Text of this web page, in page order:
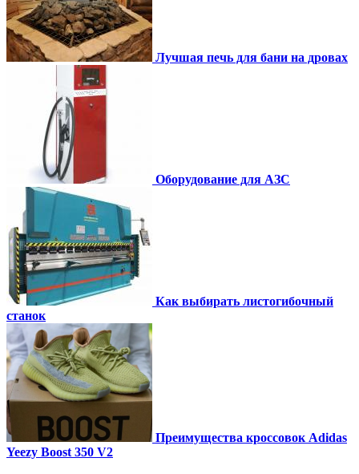
Лучшая печь для бани на дровах
Оборудование для АЗС
Как выбирать листогибочный
станок
Преимущества кроссовок Adidas
Yeezy Boost 350 V2